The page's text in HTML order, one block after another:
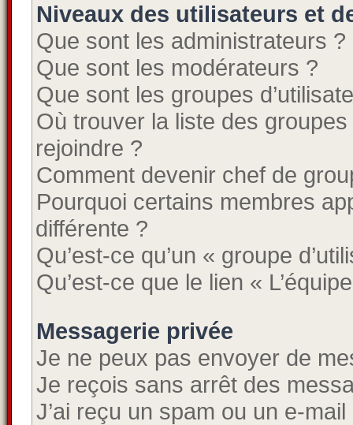
Niveaux des utilisateurs et
Que sont les administrateurs ?
Que sont les modérateurs ?
Que sont les groupes
Où trouver la liste des
rejoindre ?
Comment devenir chef de
Pourquoi certains membres
différente ?
Qu’est-ce qu’un « groupe
Qu’est-ce que le lien «
Messagerie privée
Je ne peux pas envoyer de
Je reçois sans arrêt des
J’ai reçu un spam ou un e-